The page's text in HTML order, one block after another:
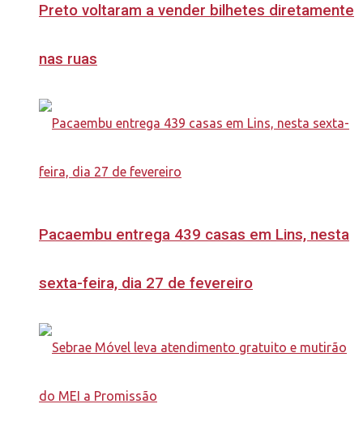
Preto voltaram a vender bilhetes diretamente
nas ruas
Pacaembu entrega 439 casas em Lins, nesta
sexta-feira, dia 27 de fevereiro